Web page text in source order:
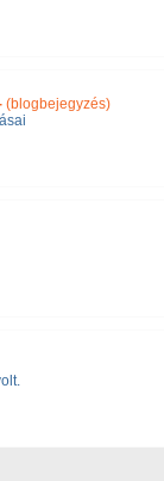
(blogbejegyzés)